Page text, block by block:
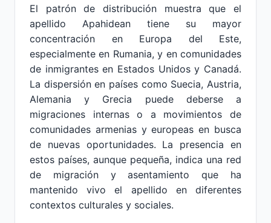
El patrón de distribución muestra que el
apellido Apahidean tiene su mayor
concentración en Europa del Este,
especialmente en Rumania, y en comunidades
de inmigrantes en Estados Unidos y Canadá.
La dispersión en países como Suecia, Austria,
Alemania y Grecia puede deberse a
migraciones internas o a movimientos de
comunidades armenias y europeas en busca
de nuevas oportunidades. La presencia en
estos países, aunque pequeña, indica una red
de migración y asentamiento que ha
mantenido vivo el apellido en diferentes
contextos culturales y sociales.